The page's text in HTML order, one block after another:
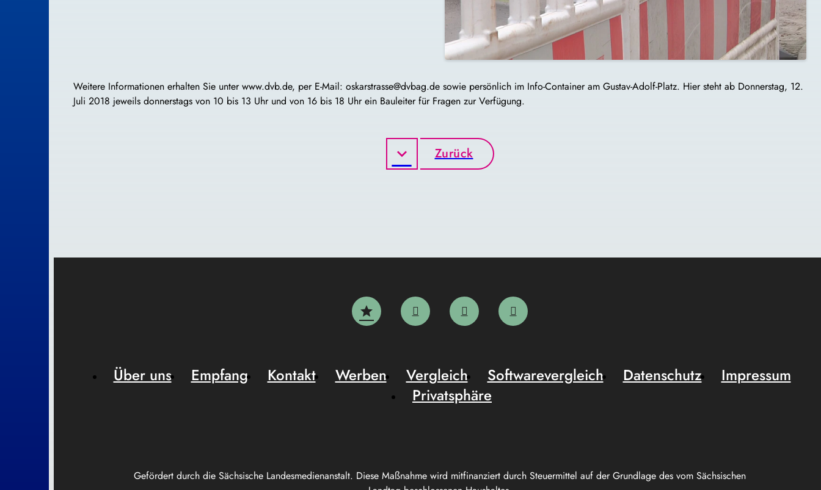
Weitere Informationen erhalten Sie unter www.dvb.de, per E-Mail: oskarstrasse@dvbag.de sowie persönlich im Info-Container am Gustav-Adolf-Platz. Hier steht ab Donnerstag, 12.
Juli 2018 jeweils donnerstags von 10 bis 13 Uhr und von 16 bis 18 Uhr ein Bauleiter für Fragen zur Verfügung.
Zurück
Gefördert durch die Sächsische Landesmedienanstalt. Diese Maßnahme wird mitfinanziert durch Steuermittel auf der Grundlage des vom Sächsischen
Über uns Empfang Kontakt Werben Vergleich Softwarevergleich Datenschutz
Impressum
Privatsphäre